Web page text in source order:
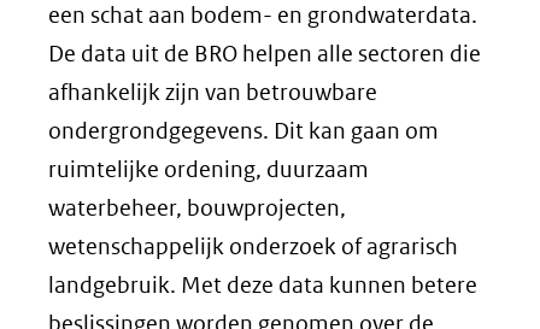
een schat aan bodem- en grondwaterdata.
De data uit de BRO helpen alle sectoren die
afhankelijk zijn van betrouwbare
ondergrondgegevens. Dit kan gaan om
ruimtelijke ordening, duurzaam
waterbeheer, bouwprojecten,
wetenschappelijk onderzoek of agrarisch
landgebruik. Met deze data kunnen betere